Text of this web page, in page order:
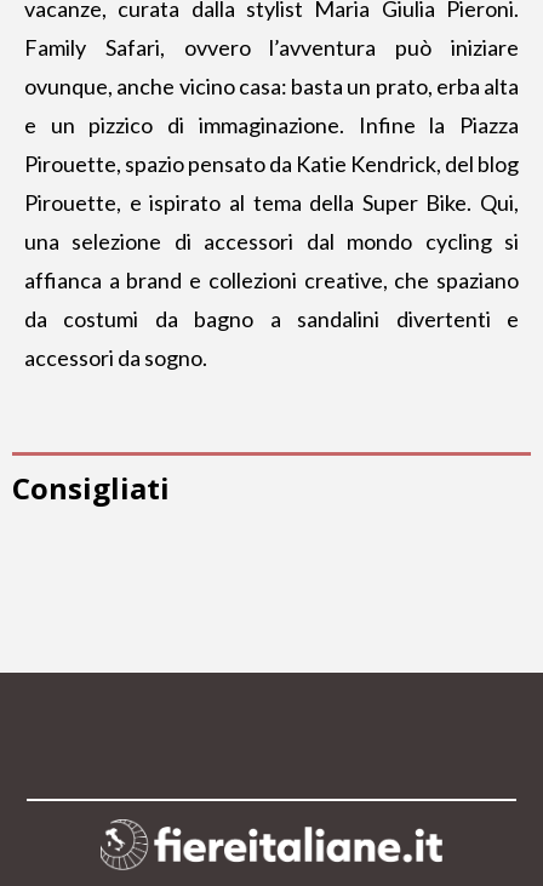
vacanze, curata dalla stylist Maria Giulia Pieroni.
Family Safari, ovvero l’avventura può iniziare
ovunque, anche vicino casa: basta un prato, erba alta
e un pizzico di immaginazione. Infine la Piazza
Pirouette, spazio pensato da Katie Kendrick, del blog
Pirouette, e ispirato al tema della Super Bike. Qui,
una selezione di accessori dal mondo cycling si
affianca a brand e collezioni creative, che spaziano
da costumi da bagno a sandalini divertenti e
accessori da sogno.
Consigliati